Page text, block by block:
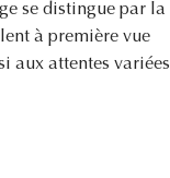
se distingue par la
à première vue
aux attentes variées